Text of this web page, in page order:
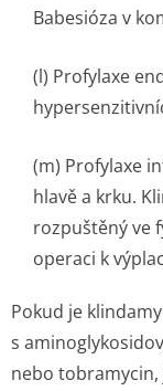
Babesióza v
(l) Profylaxe
(m) Profylaxe
hlavě a krku.
rozpuštěný ve
operaci k
Pokud je
s
nebo